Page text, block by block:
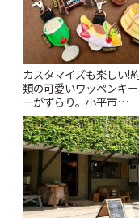
カスタマイズも楽しい!
類の可愛いワッペンキ
ーがずらり。小平市
「Kimamaya T&K」 |
ぷ